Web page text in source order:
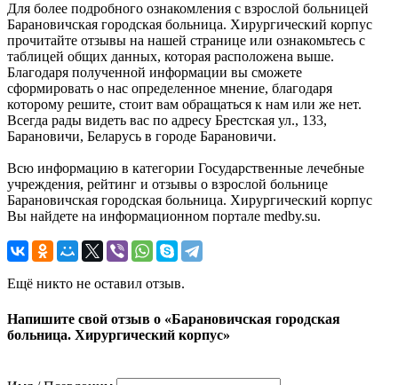
Для более подробного ознакомления с взрослой больницей
Барановичская городская больница. Хирургический корпус
прочитайте отзывы на нашей странице или ознакомьтесь с
таблицей общих данных, которая расположена выше.
Благодаря полученной информации вы сможете
сформировать о нас определенное мнение, благодаря
которому решите, стоит вам обращаться к нам или же нет.
Всегда рады видеть вас по адресу Брестская ул., 133,
Барановичи, Беларусь в городе Барановичи.
Всю информацию в категории Государственные лечебные
учреждения, рейтинг и отзывы о взрослой больнице
Барановичская городская больница. Хирургический корпус
Вы найдете на информационном портале medby.su.
Ещё никто не оставил отзыв.
Напишите свой отзыв о «Барановичская городская
больница. Хирургический корпус»